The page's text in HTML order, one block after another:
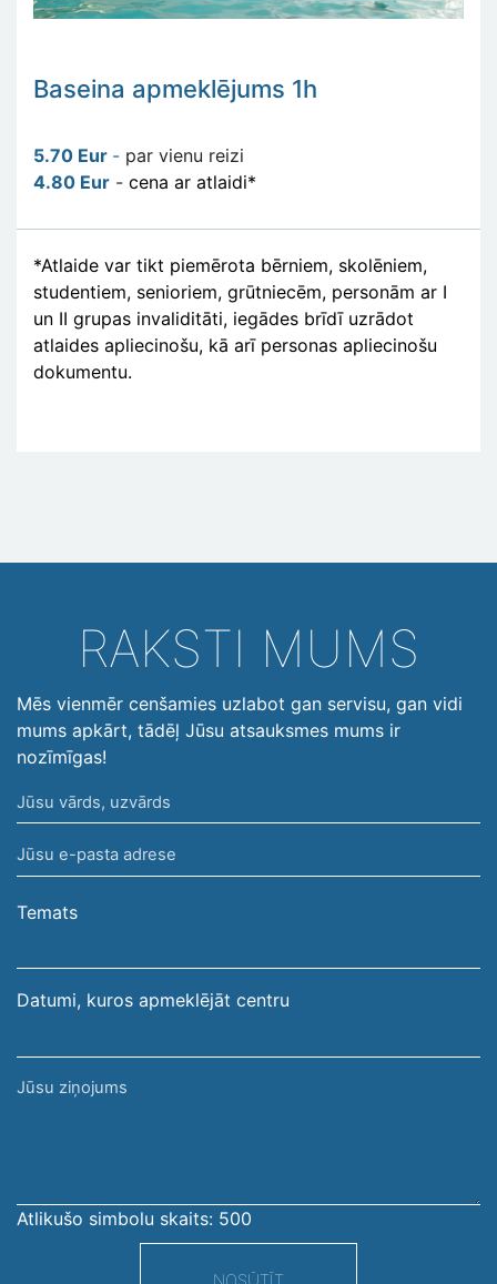
Baseina apmeklējums 1h
5.70 Eur - par vienu reizi
4.80 Eur - cena ar atlaidi*
*Atlaide var tikt piemērota bērniem, skolēniem,
studentiem, senioriem, grūtniecēm, personām ar I
un II grupas invaliditāti, iegādes brīdī uzrādot
atlaides apliecinošu, kā arī personas apliecinošu
dokumentu.
RAKSTI MUMS
Mēs vienmēr cenšamies uzlabot gan servisu, gan vidi
mums apkārt, tādēļ Jūsu atsauksmes mums ir
nozīmīgas!
Jūsu
vārds,
uzvārds
Jūsu
e-
pasta
Temats
Datumi, kuros apmeklējāt centru
Jūsu
Atlikušo simbolu skaits: 500